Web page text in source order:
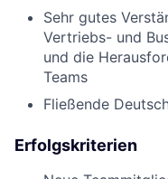
Sehr gutes
Vertriebs- und
und die
Teams
Fließende
Erfolgskriterien